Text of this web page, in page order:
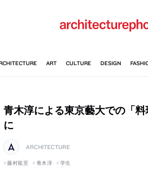
青木淳による東京藝大での「
に
ARCHITECTURE
藤村龍至 青木淳 学生